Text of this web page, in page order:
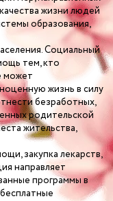
жизни людей
образования,
Социальный
тем, кто
может
жизнь в силу
безработных,
родительской
жительства,
закупка лекарств,
направляет
программы в